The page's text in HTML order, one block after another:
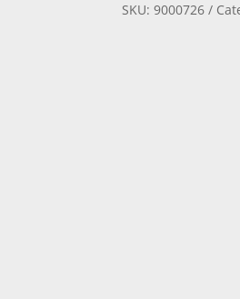
OLIVO
SKU:9000726